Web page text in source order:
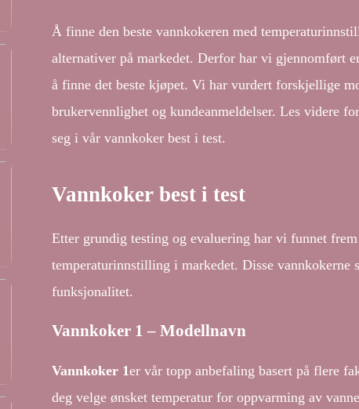
Å finne den beste vannkokeren med
alternativer på markedet. Derfor har vi gjennomført
å finne det beste kjøpet. Vi har vurdert forskjellige
brukervennlighet og kundeanmeldelser. Les videre
seg i vår vannkoker best i test.
Vannkoker best i test
Etter grundig testing og evaluering har vi funnet
temperaturinnstilling i markedet. Disse
funksjonalitet.
Vannkoker 1 – Modellnavn
Vannkoker 1er vår topp anbefaling basert på flere
deg velge ønsket temperatur for oppvarming av